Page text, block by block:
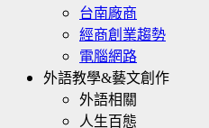
台南廠商
經商創業趨勢
電腦網路
外語教學&藝文創作
外語相關
人生百態